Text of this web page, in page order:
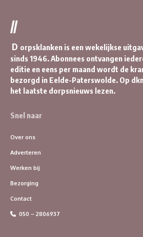
//
D orpsklanken is een wekelijkse
sinds 1946. Abonnees ontvangen
editie en eens per maand wordt de
bezorgd in Eelde-Paterswolde. Op
het laatste dorpsnieuws lezen.
Snel naar
Over ons
Adverteren
Werken bij
Bezorging
Contact
050 – 2806937